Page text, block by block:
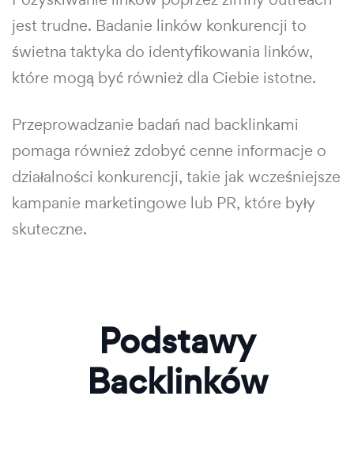
jest trudne. Badanie linków konkurencji to
świetna taktyka do identyfikowania linków,
które mogą być również dla Ciebie istotne.
Przeprowadzanie badań nad backlinkami
pomaga również zdobyć cenne informacje o
działalności konkurencji, takie jak wcześniejsze
kampanie marketingowe lub PR, które były
skuteczne.
Podstawy
Backlinków